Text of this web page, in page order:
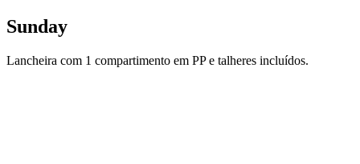
Sunday
Lancheira com 1 compartimento em PP e talheres incluídos.